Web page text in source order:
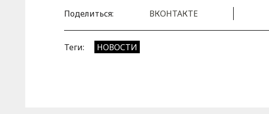
Поделиться: ВКОНТАКТЕ
Теги: НОВОСТИ